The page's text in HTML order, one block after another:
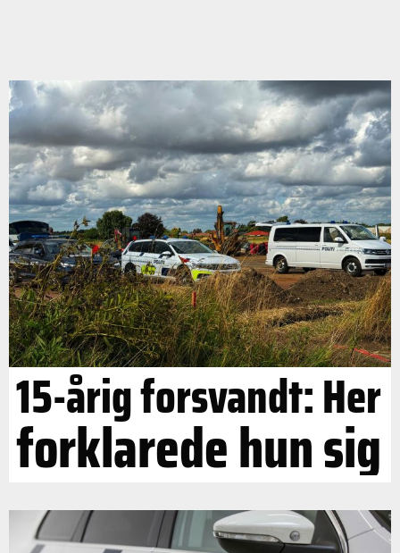
15-årig forsvandt: Her
forklarede hun sig